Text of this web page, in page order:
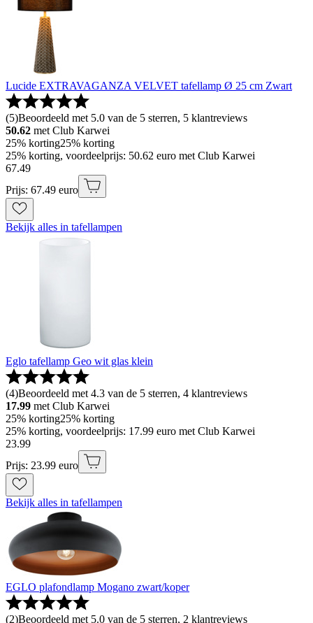
Lucide EXTRAVAGANZA VELVET tafellamp Ø 25 cm Zwart
(5)Beoordeeld met 5.0 van de 5 sterren, 5 klantreviews
50.62 met Club Karwei
25% korting25% korting
25% korting, voordeelprijs: 50.62 euro met Club Karwei
67.49
Prijs: 67.49 euro
Bekijk alles in tafellampen
Eglo tafellamp Geo wit glas klein
(4)Beoordeeld met 4.3 van de 5 sterren, 4 klantreviews
17.99 met Club Karwei
25% korting25% korting
25% korting, voordeelprijs: 17.99 euro met Club Karwei
23.99
Prijs: 23.99 euro
Bekijk alles in tafellampen
EGLO plafondlamp Mogano zwart/koper
(2)Beoordeeld met 5.0 van de 5 sterren, 2 klantreviews